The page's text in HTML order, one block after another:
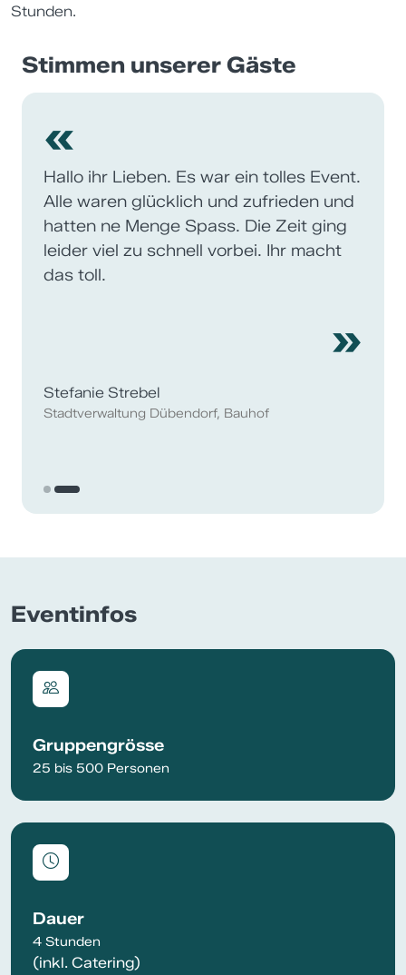
Stunden.
Stimmen unserer Gäste
«
Hallo ihr Lieben. Es war ein tolles Event.
Alle waren glücklich und zufrieden und
hatten ne Menge Spass. Die Zeit ging
leider viel zu schnell vorbei. Ihr macht
das toll.
»
Stefanie Strebel
Stadtverwaltung Dübendorf, Bauhof
Eventinfos
Gruppengrösse
25 bis 500 Personen
Dauer
4 Stunden
(inkl. Catering)